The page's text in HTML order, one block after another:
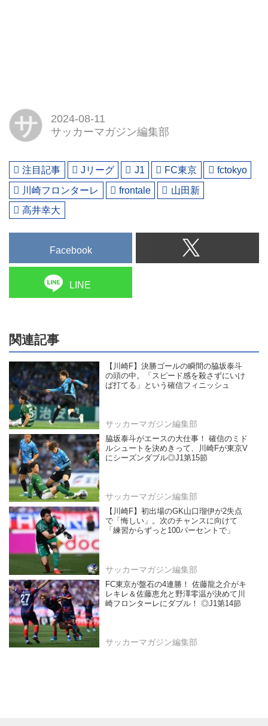
サ
2024-08-11
サッカーマガジン編集部
注目記事 Jリーグ J1 FC東京
fctokyo
川崎フロンターレ
frontale
山田新
高井幸大
Facebook
LINE
関連記事
【川崎F】決勝ゴールの瞬間の脇坂泰斗
の頭の中。「スピード感を殺さずにいけ
ば打てる」という確信フィニッシュ
サッカーマガジン編集部
脇坂泰斗がエースの大仕事！ 確信のミド
ルシュートを決めきって、川崎Fが東京V
にシーズンダブル◎J1第15節
サッカーマガジン編集部
【川崎F】初出場のGK山口瑠伊が2失点
で「悔しい」。次のチャンスに向けて
「練習からずっと100パーセントで」
サッカーマガジン編集部
FC東京が盤石の4連勝！ 佐藤龍之介がキ
レキレ＆佐藤恵允と野澤零温が決めて川
崎フロンターレにダブル！ ◎J1第14節
サッカーマガジン編集部